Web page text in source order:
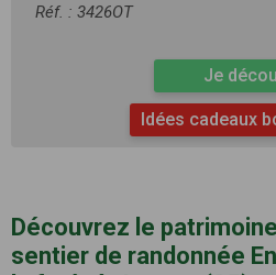
Réf. : 3426OT
Je
Idées cadeaux
Découvrez le
sentier de randonnée